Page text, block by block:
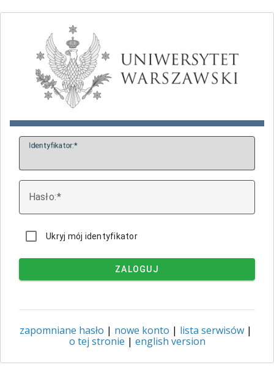
Identyfikator:
Hasło:
Ukryj mój identyfikator
ZALOGUJ
zapomniane hasło | nowe konto | lista serwisów |
o tej stronie | english version